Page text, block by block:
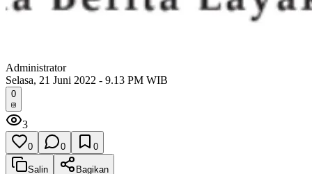
Administrator
Selasa, 21 Juni 2022 - 9.13 PM WIB
0
3
0 0 0
Salin
Bagikan